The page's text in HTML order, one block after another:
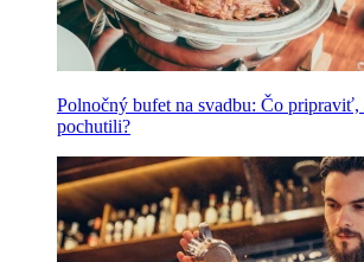
Polnočný bufet na svadbu: Čo pripraviť,
pochutili?